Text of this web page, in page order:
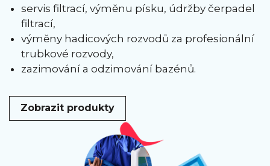
servis filtrací, výměnu písku, údržby čerpadel
filtrací,
výměny hadicových rozvodů za profesionální
trubkové rozvody,
zazimování a odzimování bazénů.
Zobrazit produkty